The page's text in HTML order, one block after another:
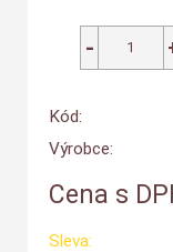
Kód:
Výrobce:
Cena s
Sleva: